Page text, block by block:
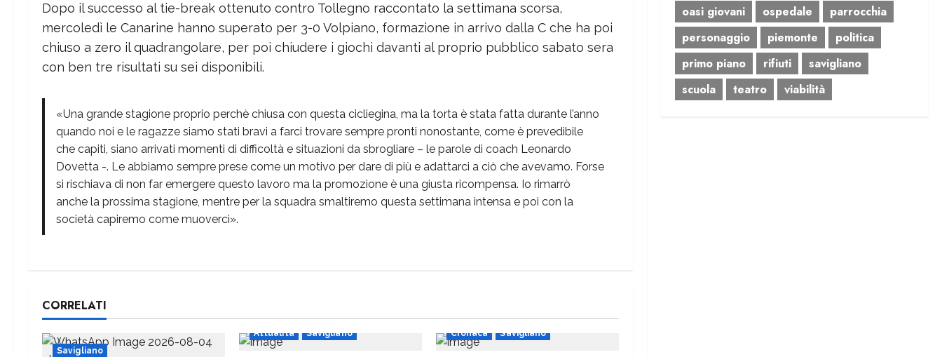
Dopo il successo al tie-break ottenuto contro Tollegno raccontato la settimana scorsa,
mercoledì le Canarine hanno superato per 3-0 Volpiano, formazione in arrivo dalla C che ha poi
chiuso a zero il quadrangolare, per poi chiudere i giochi davanti al proprio pubblico sabato sera
con ben tre risultati su sei disponibili.
«Una grande stagione proprio perchè chiusa con questa cicliegina, ma la torta è stata fatta durante l’anno
quando noi e le ragazze siamo stati bravi a farci trovare sempre pronti nonostante, come è prevedibile
che capiti, siano arrivati momenti di difficoltà e situazioni da sbrogliare – le parole di coach Leonardo
Dovetta -. Le abbiamo sempre prese come un motivo per dare di più e adattarci a ciò che avevamo. Forse
si rischiava di non far emergere questo lavoro ma la promozione è una giusta ricompensa. Io rimarrò
anche la prossima stagione, mentre per la squadra smaltiremo questa settimana intensa e poi con la
società capiremo come muoverci».
CORRELATI
Savigliano
Attualità Savigliano Cronaca Savigliano
oasi giovani
ospedale
parrocchia
personaggio
piemonte
politica
primo piano
rifiuti
savigliano
scuola
teatro viabilità